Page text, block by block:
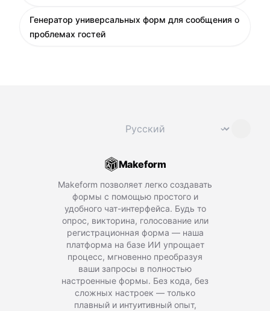
Генератор универсальных форм для сообщения о
проблемах гостей
⌄
Makeform
Makeform позволяет легко создавать
формы с помощью простого и
удобного чат-интерфейса. Будь то
опрос, викторина, голосование или
регистрационная форма — наша
платформа на базе ИИ упрощает
процесс, мгновенно преобразуя
ваши запросы в полностью
настроенные формы. Без кода, без
сложных настроек — только
плавный и интуитивный опыт,